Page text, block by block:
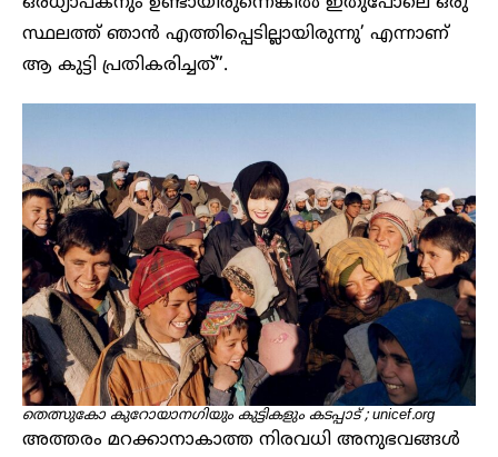
സ്ഥലത്ത് ഞാൻ എത്തിപ്പെടില്ലായിരുന്നു’ എന്നാണ്
ആ കുട്ടി പ്രതികരിച്ചത്”.
തെത്സുകോ കുറോയാനഗിയും കുട്ടികളും കടപ്പാട് ; unicef.org
അത്തരം മറക്കാനാകാത്ത നിരവധി അനുഭവങ്ങൾ